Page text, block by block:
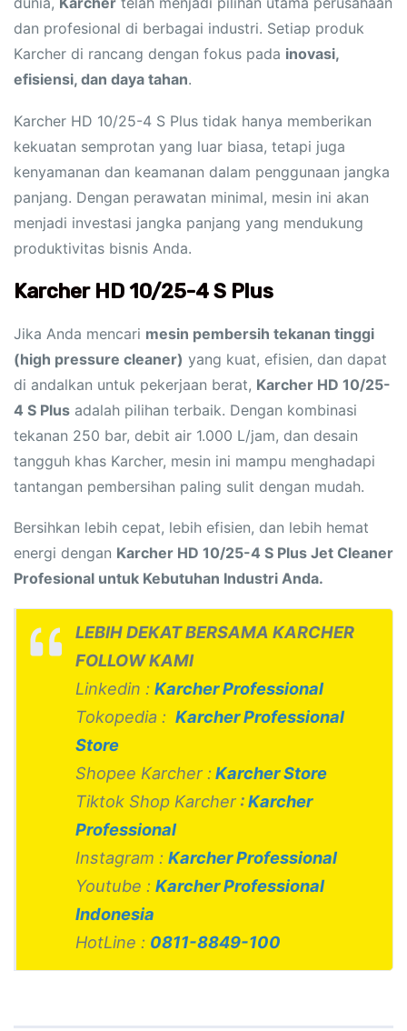
dan profesional di berbagai industri. Setiap produk
Karcher di rancang dengan fokus pada inovasi,
efisiensi, dan daya tahan.
Karcher HD 10/25-4 S Plus tidak hanya memberikan
kekuatan semprotan yang luar biasa, tetapi juga
kenyamanan dan keamanan dalam penggunaan jangka
panjang. Dengan perawatan minimal, mesin ini akan
menjadi investasi jangka panjang yang mendukung
produktivitas bisnis Anda.
Karcher HD 10/25-4 S Plus
Jika Anda mencari mesin pembersih tekanan tinggi
(high pressure cleaner) yang kuat, efisien, dan dapat
di andalkan untuk pekerjaan berat, Karcher HD 10/25-
4 S Plus adalah pilihan terbaik. Dengan kombinasi
tekanan 250 bar, debit air 1.000 L/jam, dan desain
tangguh khas Karcher, mesin ini mampu menghadapi
tantangan pembersihan paling sulit dengan mudah.
Bersihkan lebih cepat, lebih efisien, dan lebih hemat
energi dengan Karcher HD 10/25-4 S Plus Jet Cleaner
Profesional untuk Kebutuhan Industri Anda.
LEBIH DEKAT BERSAMA KARCHER
FOLLOW KAMI
Linkedin : Karcher Professional
Tokopedia : Karcher Professional
Store
Shopee Karcher : Karcher Store
Tiktok Shop Karcher :Karcher
Professional
Instagram : Karcher Professional
Youtube : Karcher Professional
Indonesia
HotLine : 0811-8849-100